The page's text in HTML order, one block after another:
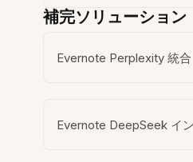
補完ソリューション
Evernote Perplexity 統合
Evernote DeepSeek イ